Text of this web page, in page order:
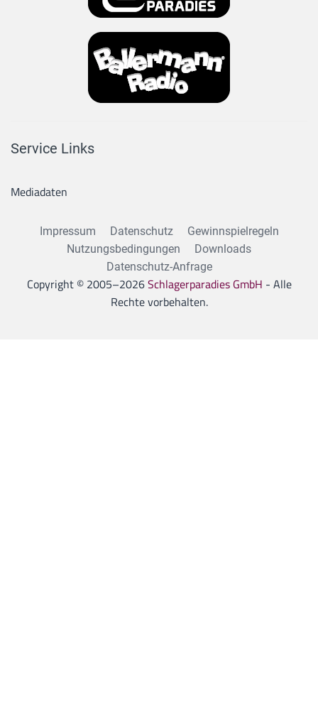
Service Links
Mediadaten
Impressum Datenschutz
Gewinnspielregeln
Nutzungsbedingungen
Downloads
Datenschutz-Anfrage
Copyright © 2005–2026Schlagerparadies GmbH - Alle
Rechte vorbehalten.